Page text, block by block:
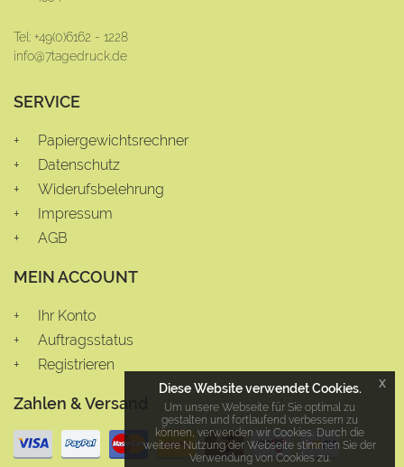
Tel: +49(0)6162 - 1228
info@7tagedruck.de
SERVICE
Papiergewichtsrechner
Datenschutz
Widerufsbelehrung
Impressum
AGB
MEIN ACCOUNT
Ihr Konto
Auftragsstatus
Registrieren
Zahlen & Versand
Diese Website verwendet Cookies.
Um unsere Webseite für Sie optimal zu
gestalten und fortlaufend verbessern zu
können, verwenden wir Cookies. Durch die
weitere Nutzung der Webseite stimmen Sie der
Verwendung von Cookies zu.
x